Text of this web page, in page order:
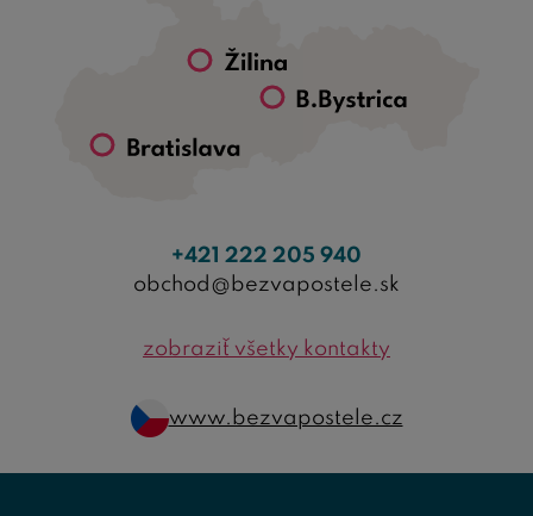
+421 222 205 940
obchod@bezvapostele.sk
zobraziť všetky kontakty
www.bezvapostele.cz